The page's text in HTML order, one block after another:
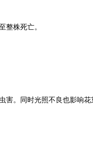
整株死亡。
。同时光照不良也影响